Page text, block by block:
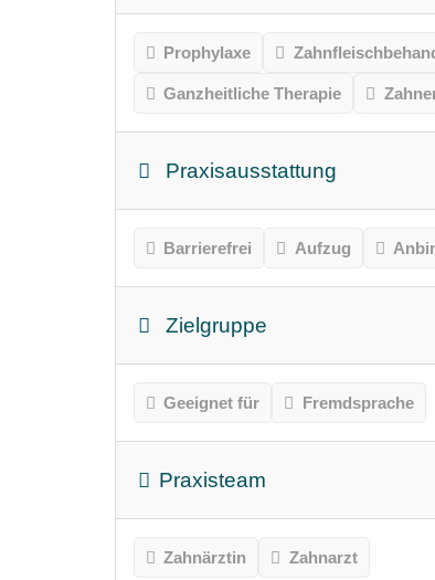
Prophylaxe
Ganzheitliche Therapie
Praxisausstattung
Barrierefrei Aufzug
Zielgruppe
Geeignet für Fremdsprache
Praxisteam
Zahnärztin
Zahnarzt